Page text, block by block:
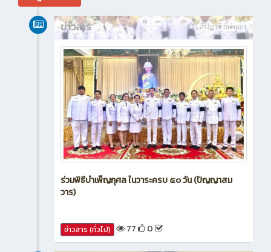
กรกฎาคม 2026
ข่าวสาร
ร่วมพิธีบำเพ็ญกุศล ในวาระครบ ๕๐ วัน (ปัญญาสม
ข่าวสาร (ทั่วไป) 77 0